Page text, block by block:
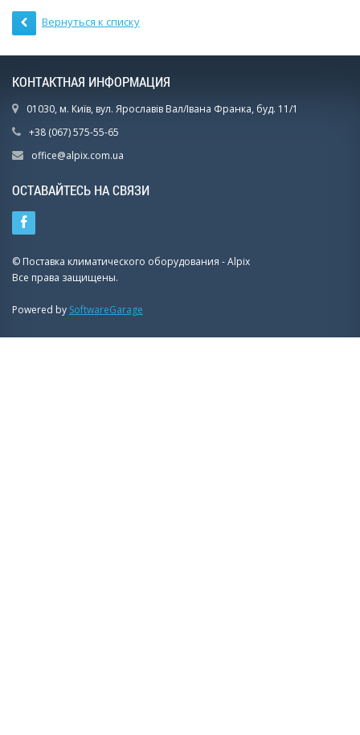
Вернуться к списку
КОНТАКТНАЯ ИНФОРМАЦИЯ
01030, м. Київ, вул. Ярославів Вал/Івана Франка, буд. 11/1
+38 (067) 575-55-65
office@alpix.com.ua
ОСТАВАЙТЕСЬ НА СВЯЗИ
© Поставка климатического оборудования - Alpix
Все права защищены.
Powered by SoftwareGarage